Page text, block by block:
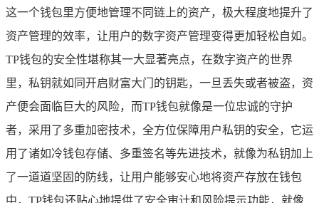
这一个钱包里方便地管理不同链上的资产，极大程度地提升了
资产管理的效率，让用户的数字资产管理变得更加轻松自如。
TP钱包的安全性堪称其一大显著亮点，在数字资产的世界
里，私钥就如同开启财富大门的钥匙，一旦丢失或者被盗，资
产便会面临巨大的风险，而TP钱包就像是一位忠诚的守护
者，采用了多重加密技术，全方位保障用户私钥的安全，它运
用了诸如冷钱包存储、多重签名等先进技术，就像为私钥加上
了一道道坚固的防线，让用户能够安心地将资产存放在钱包
中，TP钱包还贴心地提供了安全审计和风险提示功能，就像